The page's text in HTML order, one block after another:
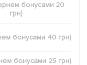
бонусами 20
грн)
бонусами 40 грн)
бонусами 25 грн)